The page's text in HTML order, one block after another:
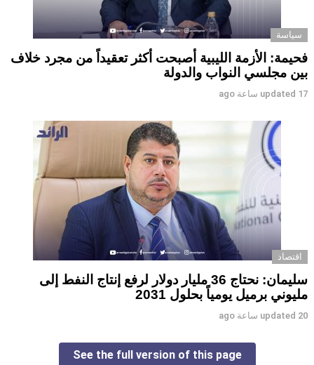
سياسة
فحيمة: الأزمة الليبية أصبحت أكثر تعقيداً من مجرد خلاف
بين مجلسي النواب والدولة
updated 17 ساعة ago
اقتصاد
سليمان: نحتاج 36 مليار دولار لرفع إنتاج النفط إلى
مليوني برميل يومياً بحلول 2031
updated 20 ساعة ago
See the full version of this page